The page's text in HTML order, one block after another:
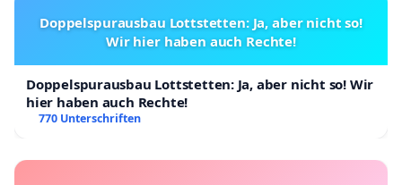
Doppelspurausbau Lottstetten: Ja, aber nicht so!
Wir hier haben auch Rechte!
Doppelspurausbau Lottstetten: Ja, aber nicht so! Wir
hier haben auch Rechte!
770 Unterschriften